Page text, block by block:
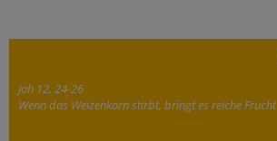
Joh 12, 24-26
Wenn das Weizenkorn stirbt, bringt es reiche Frucht